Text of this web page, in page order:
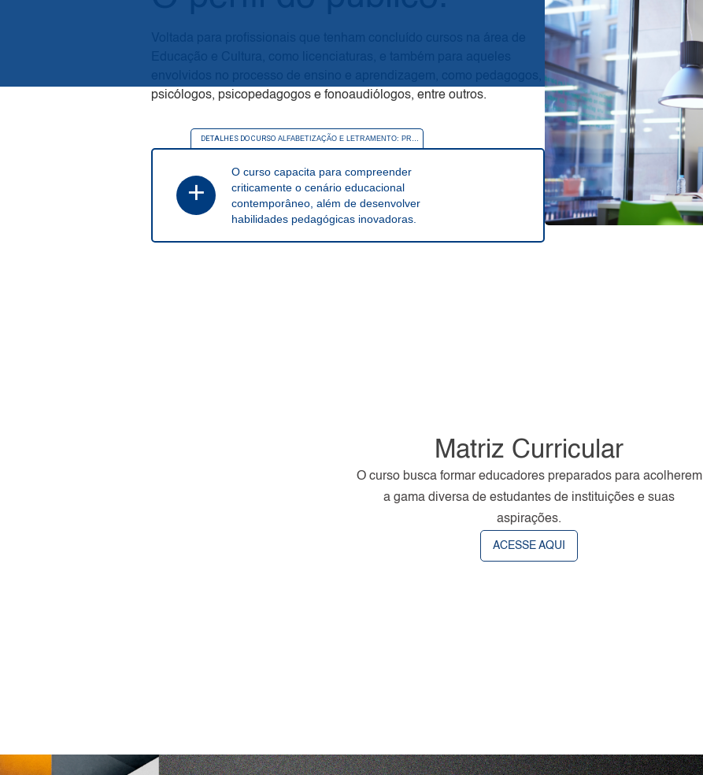
psicólogos, psicopedagogos e fonoaudiólogos, entre outros.
DETALHES DO CURSO
+
O curso capacita para compreender
criticamente o cenário educacional
contemporâneo, além de desenvolver
habilidades pedagógicas inovadoras.
Matriz Curricular
O curso busca formar educadores preparados para acolherem
a gama diversa de estudantes de instituições e suas
aspirações.
ACESSE AQUI